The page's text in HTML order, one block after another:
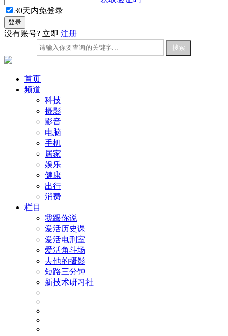
30天内免登录
没有账号? 立即 注册
首页
频道
科技
摄影
影音
电脑
手机
居家
娱乐
健康
出行
消费
栏目
我跟你说
爱活历史课
爱活电刑室
爱活角斗场
去他的摄影
短路三分钟
新技术研习社